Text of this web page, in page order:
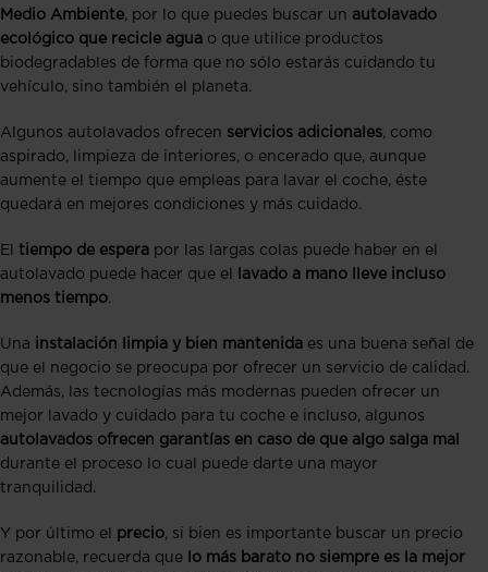
Medio Ambiente, por lo que puedes buscar un autolavado
ecológico que recicle agua o que utilice productos
biodegradables de forma que no sólo estarás cuidando tu
vehículo, sino también el planeta.
Algunos autolavados ofrecen servicios adicionales, como
aspirado, limpieza de interiores, o encerado que, aunque
aumente el tiempo que empleas para lavar el coche, éste
quedará en mejores condiciones y más cuidado.
El tiempo de espera por las largas colas puede haber en el
autolavado puede hacer que el
lavado a mano lleve incluso
menos tiempo.
Una instalación limpia y bien mantenida es una buena señal de
que el negocio se preocupa por ofrecer un servicio de calidad.
Además, las tecnologías más modernas pueden ofrecer un
mejor lavado y cuidado para tu coche e incluso, algunos
autolavados ofrecen garantías en caso de que algo salga mal
durante el proceso lo cual puede darte una mayor
tranquilidad.
Y por último el precio, si bien es importante buscar un precio
razonable, recuerda que
lo más barato no siempre es la mejor